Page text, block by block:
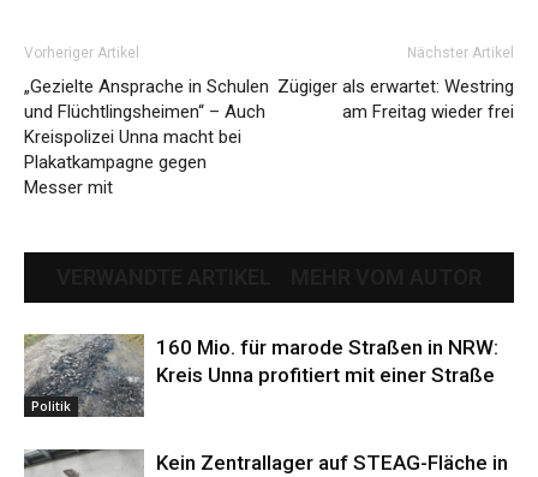
Vorheriger Artikel
„Gezielte Ansprache in Schulen
und Flüchtlingsheimen“ – Auch
Kreispolizei Unna macht bei
Plakatkampagne gegen
Messer mit
Nächster Artikel
Zügiger als erwartet: Westring
am Freitag wieder frei
Politik
160 Mio. für marode Straßen in NRW:
Kreis Unna profitiert mit einer Straße
Kein Zentrallager auf STEAG-Fläche in